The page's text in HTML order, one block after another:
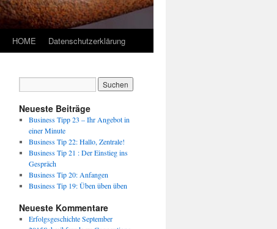
HOME Datenschutzerklärung
Neueste Beiträge
Business Tipp 23 – Ihr Angebot in
einer Minute
Business Tip 22: Hallo, Zentrale!
Business Tip 21 : Der Einstieg ins
Gespräch
Business Tip 20: Anfangen
Business Tip 19: Üben üben üben
Neueste Kommentare
Erfolgsgeschichte September